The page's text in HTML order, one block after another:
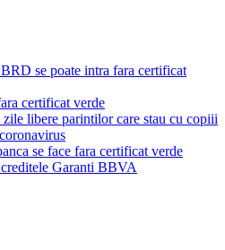
se poate intra fara certificat
certificat verde
zile libere parintilor care stau cu copiii
se face fara certificat verde
Garanti BBVA